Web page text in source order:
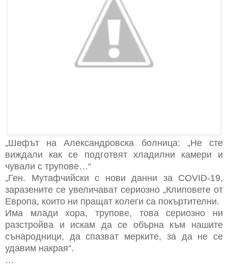
„Шефът на Александровска болница: „Не сте
виждали как се подготвят хладилни камери и
чували с трупове…“
„Ген. Мутафчийски с нови данни за COVID-19,
заразените се увеличават сериозно „Клиповете от
Европа, които ни пращат колеги са покъртителни.
Има млади хора, трупове, това сериозно ни
разстройва и искам да се обърна към нашите
сънародници, да спазват мерките, за да не се
удавим накрая“.
…